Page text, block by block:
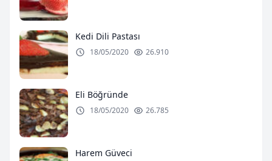
Kedi Dili Pastası
18/05/2020 26.910
Eli Böğründe
18/05/2020 26.785
Harem Güveci